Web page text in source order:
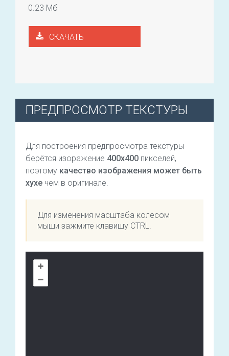
0.23 Мб
СКАЧАТЬ
ПРЕДПРОСМОТР ТЕКСТУРЫ
Для построения предпросмотра текстуры
берётся изоражение 400х400 пикселей,
поэтому качество изображения может быть
хухе чем в оригинале.
Для изменения масштаба колесом
мыши зажмите клавишу CTRL.